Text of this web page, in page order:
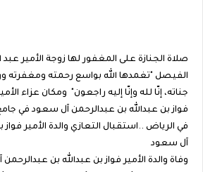
صلاة الجنازة على المغفور لها زوجة الأمير عبد
الفيصل "تغمدها الله بواسع رحمته ومغفرته
جناته، إنّا لله وإنّا إليه راجعون" ومكان عزاء
فواز بن عبدالله بن عبدالرحمن آل سعود في جامع
في الرياض ..استقبال التعازي والدة الأمير
آل سعود
وفاة والدة الأمير فواز بن عبدالله بن